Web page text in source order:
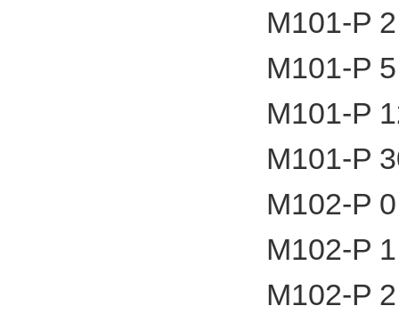
M101-P
M101-P
M101-P
M101-P
M102-P
M102-P
M102-P